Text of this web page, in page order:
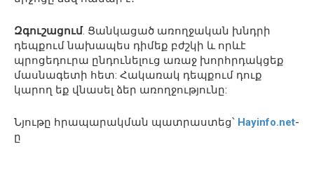
Զգուշացում. Ցանկացած առողջական խնդրի
դեպքում նախապես դիմեք բժշկի և որևէ
պրոցեդուրա ընդունելուց առաջ խորհրդակցեք
մասնագետի հետ: Հակառակ դեպքում դուք
կարող եք վնասել ձեր առողջությունը:
Նյութը հրապարակման պատրաստեց՝ Hayinfo.net-
ը